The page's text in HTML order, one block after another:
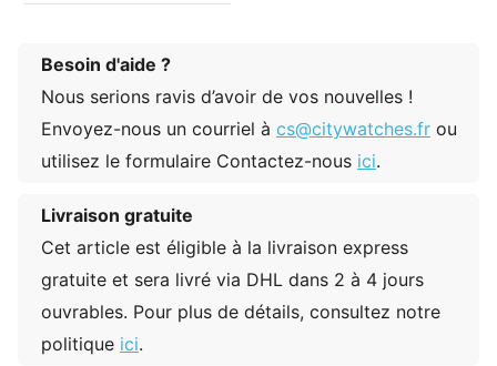
Besoin d'aide ?
Nous serions ravis d’avoir de vos nouvelles !
Envoyez-nous un courriel à cs@citywatches.fr ou
utilisez le formulaire Contactez-nous ici.
Livraison gratuite
Cet article est éligible à la livraison express
gratuite et sera livré via DHL dans 2 à 4 jours
ouvrables. Pour plus de détails, consultez notre
politique ici.